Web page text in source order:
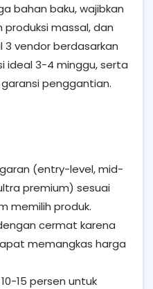
bahan baku, wajibkan
massal, dan
3 vendor berdasarkan
ideal 3-4 minggu, serta
penggantian.
(entry-level, mid-
premium) sesuai
memilih produk.
cermat karena
memangkas harga
15 persen untuk